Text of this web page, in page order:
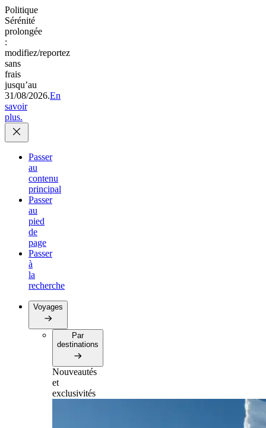
Politique
Sérénité
prolongée
:
modifiez/reportez
sans
frais
jusqu’au
31/08/2026.En
savoir
plus.
Passer
au
contenu
principal
Passer
au
pied
de
page
Passer
à
la
recherche
Voyages
Par
destinations
Nouveautés
et
exclusivités